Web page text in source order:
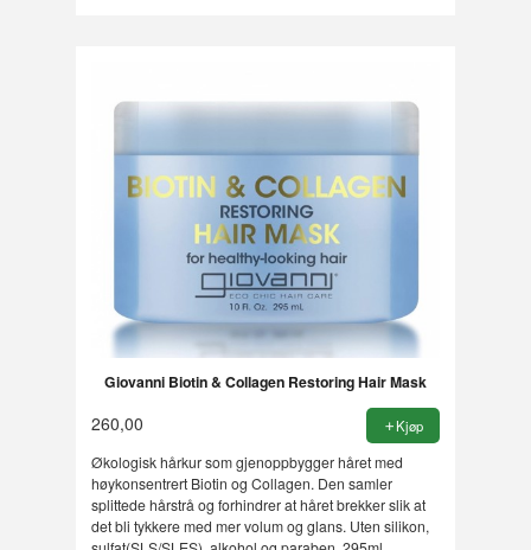
Giovanni Biotin & Collagen Restoring Hair Mask
260,00 Kjøp
Økologisk hårkur som gjenoppbygger håret med
høykonsentrert Biotin og Collagen. Den samler
splittede hårstrå og forhindrer at håret brekker slik at
det bli tykkere med mer volum og glans. Uten silikon,